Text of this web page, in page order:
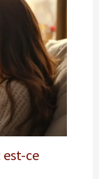
est-ce